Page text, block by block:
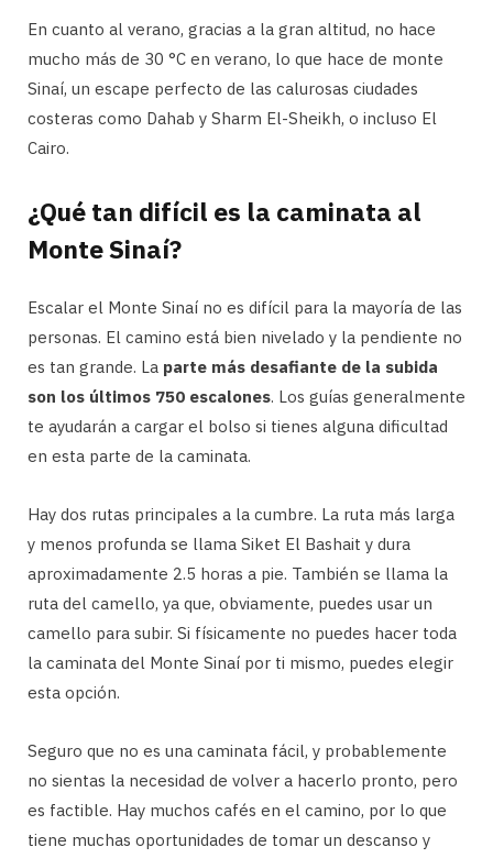
En cuanto al verano, gracias a la gran altitud, no hace
mucho más de 30 °C en verano, lo que hace de monte
Sinaí, un escape perfecto de las calurosas ciudades
costeras como Dahab y Sharm El-Sheikh, o incluso El
Cairo.
¿Qué tan difícil es la caminata al
Monte Sinaí?
Escalar el Monte Sinaí no es difícil para la mayoría de las
personas. El camino está bien nivelado y la pendiente no
es tan grande. La parte más desafiante de la subida
son los últimos 750 escalones. Los guías generalmente
te ayudarán a cargar el bolso si tienes alguna dificultad
en esta parte de la caminata.
Hay dos rutas principales a la cumbre. La ruta más larga
y menos profunda se llama Siket El Bashait y dura
aproximadamente 2.5 horas a pie. También se llama la
ruta del camello, ya que, obviamente, puedes usar un
camello para subir. Si físicamente no puedes hacer toda
la caminata del Monte Sinaí por ti mismo, puedes elegir
esta opción.
Seguro que no es una caminata fácil, y probablemente
no sientas la necesidad de volver a hacerlo pronto, pero
es factible. Hay muchos cafés en el camino, por lo que
tiene muchas oportunidades de tomar un descanso y